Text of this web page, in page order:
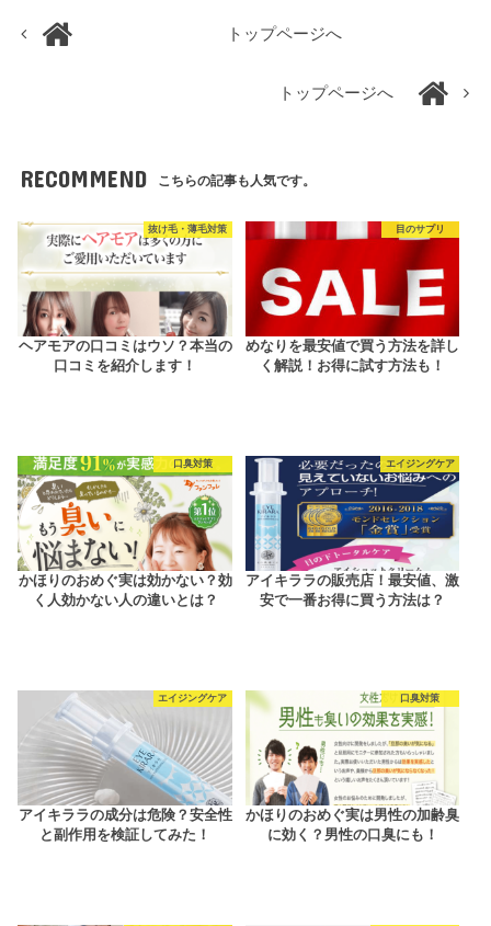
トップページへ
トップページへ
RECOMMEND こちらの記事も人気です。
抜け毛・薄毛対策
ヘアモアの口コミはウソ？本当の
口コミを紹介します！
目のサプリ
めなりを最安値で買う方法を詳し
く解説！お得に試す方法も！
口臭対策
かほりのおめぐ実は効かない？効
く人効かない人の違いとは？
エイジングケア
アイキララの販売店！最安値、激
安で一番お得に買う方法は？
エイジングケア
アイキララの成分は危険？安全性
と副作用を検証してみた！
口臭対策
かほりのおめぐ実は男性の加齢臭
に効く？男性の口臭にも！